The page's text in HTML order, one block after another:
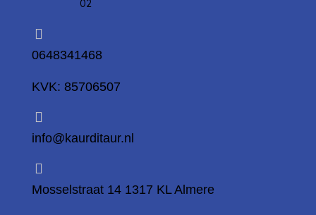
0648341468
KVK: 85706507
info@kaurditaur.nl
Mosselstraat 14 1317 KL Almere